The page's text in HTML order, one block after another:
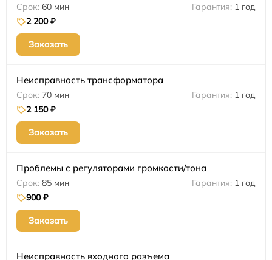
60 мин
1 год
2 200 ₽
Заказать
Неисправность трансформатора
70 мин
1 год
2 150 ₽
Заказать
Проблемы с регуляторами громкости/тона
85 мин
1 год
900 ₽
Заказать
Неисправность входного разъема